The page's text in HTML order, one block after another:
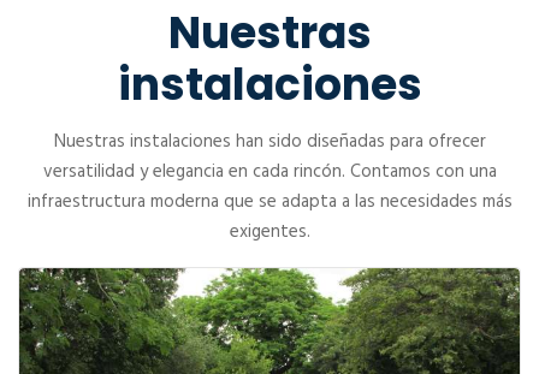
Nuestras
instalaciones
Nuestras instalaciones han sido diseñadas para ofrecer
versatilidad y elegancia en cada rincón. Contamos con una
infraestructura moderna que se adapta a las necesidades más
exigentes.